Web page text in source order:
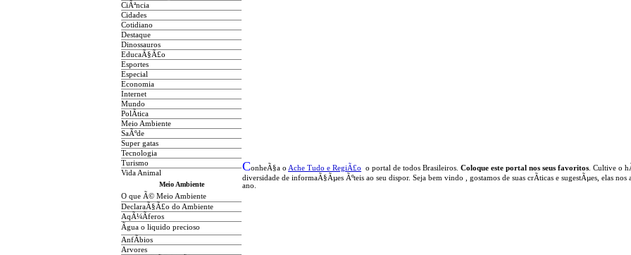
CiÃªncia
Cidades
Cotidiano
Destaque
Dinossauros
EducaÃ§Ã£o
Esportes
Especial
Economia
Internet
Mundo
PolÃ­tica
Meio Ambiente
SaÃºde
Super gatas
Tecnologia
Turismo
Vida Animal
Meio Ambiente
O que Ã© Meio Ambiente
DeclaraÃ§Ã£o do Ambiente
AqÃ¼Ã­feros
Ãgua o liquido precioso
AnfÃ­bios
Arvores
ConheÃ§a o Ache Tudo e RegiÃ£o o portal de todos Brasileiros. Coloque este portal nos seus favoritos . Cultive o
diversidade de informaÃ§Ãµes Ãºteis ao seu dispor. Seja bem vindo , gostamos de suas crÃ­ticas e sugestÃµes, elas
ano.